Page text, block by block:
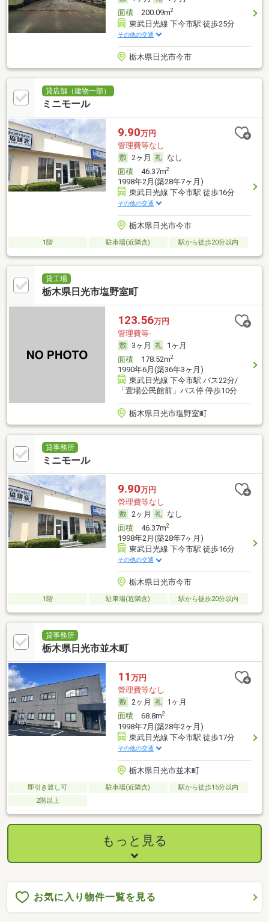
面積200.09m2
東武日光線 下今市駅 徒歩25分
その他の交通
栃木県日光市今市
貸店舗（建物一部）
ミニモール
9.90万円
管理費等なし
2ヶ月
なし
面積46.37m2
1998年2月(築28年7ヶ月)
東武日光線 下今市駅 徒歩16分
その他の交通
栃木県日光市今市
1階 駐車場(近隣含) 駅から徒歩20分以内
貸工場
栃木県日光市塩野室町
123.56万円
管理費等-
3ヶ月
1ヶ月
面積178.52m2
1990年6月(築36年3ヶ月)
東武日光線 下今市駅 バス22分/
「萱場公民館前」バス停 停歩10分
栃木県日光市塩野室町
貸事務所
ミニモール
9.90万円
管理費等なし
2ヶ月
なし
面積46.37m2
1998年2月(築28年7ヶ月)
東武日光線 下今市駅 徒歩16分
その他の交通
栃木県日光市今市
1階 駐車場(近隣含) 駅から徒歩20分以内
貸事務所
栃木県日光市並木町
11 万円
管理費等なし
2ヶ月
1ヶ月
面積68.8m2
1998年7月(築28年2ヶ月)
東武日光線 下今市駅 徒歩17分
その他の交通
栃木県日光市並木町
即引き渡し可 駐車場(近隣含)
駅から徒歩15分以内
2階以上
もっと見る
お気に入り物件一覧を見る